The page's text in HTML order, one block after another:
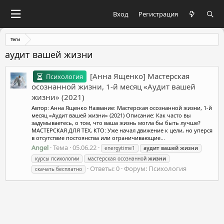
Вход Регистрация
Теги
аудит вашей жизни
Психология
[Анна Ященко] Мастерская
осознанной жизни, 1-й месяц «Аудит вашей
жизни» (2021)
Автор: Анна Ященко Название: Мастерская осознанной жизни, 1-й
месяц «Аудит вашей жизни» (2021) Описание: Как часто вы
задумываетесь, о том, что ваша жизнь могла бы быть лучше?
МАСТЕРСКАЯ ДЛЯ ТЕХ, КТО: Уже начал движение к цели, но уперся
в отсутствие постоянства или ограничивающие...
Angel Тема 05.06.22 energytime1 аудит вашей жизни
курсы психологии
мастерская осознанной жизни
скачать бесплатно
Ответы: 0 Форум: Психология